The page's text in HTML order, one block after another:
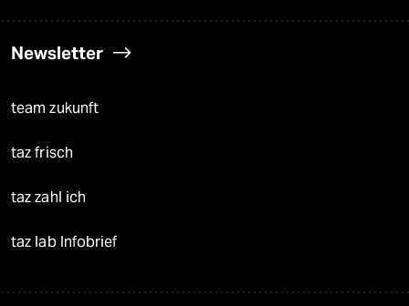
Newsletter
team zukunft
taz frisch
taz zahl ich
taz lab Infobrief